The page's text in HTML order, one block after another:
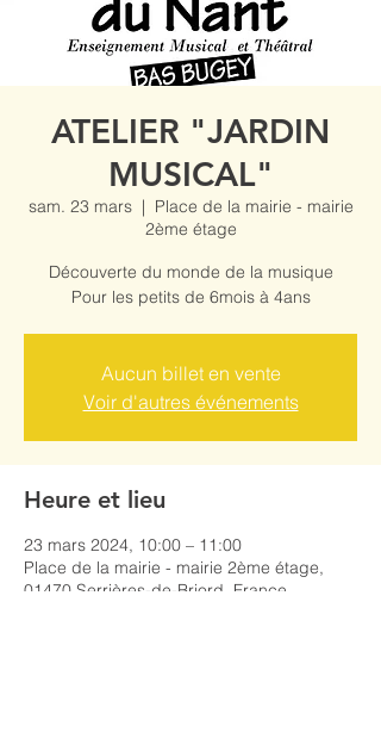
ATELIER "JARDIN
MUSICAL"
sam. 23 mars
  |
Place de la mairie - mairie
2ème étage
Découverte du monde de la musique
Pour les petits de 6mois à 4ans
Aucun billet en vente
Voir d'autres événements
Heure et lieu
23 mars 2024, 10:00 – 11:00
Place de la mairie - mairie 2ème étage,
01470 Serrières-de-Briord, France